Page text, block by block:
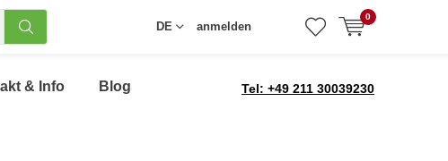
DE anmelden
0
& Info Blog Tel: +49 211 30039230